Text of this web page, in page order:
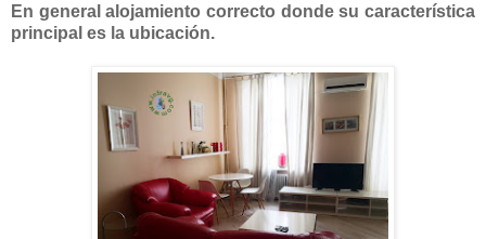
En general alojamiento correcto donde su característica
principal es la ubicación.